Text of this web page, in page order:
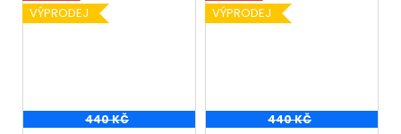
VÝPRODEJ
440 KČ
VÝPRODEJ
440 KČ